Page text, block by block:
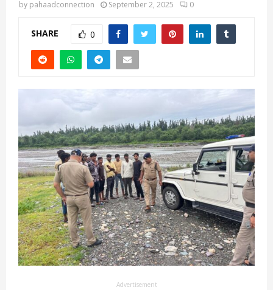
by pahaadconnection September 2, 2025 0
SHARE 0
Advertisement